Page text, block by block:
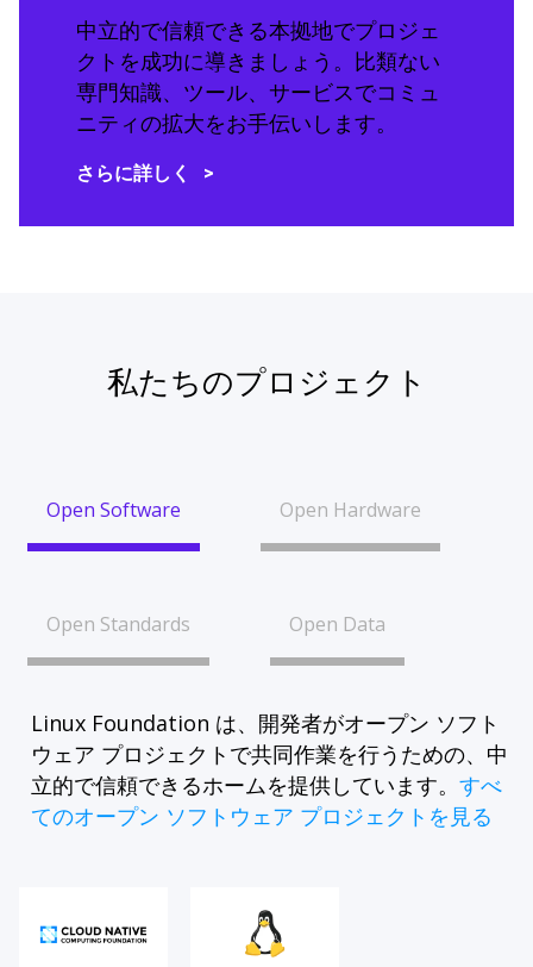
中立的で信頼できる本拠地でプロジェ
クトを成功に導きましょう。比類ない
専門知識、ツール、サービスでコミュ
ニティの拡大をお手伝いします。
さらに詳しく
私たちのプロジェクト
Open Software Open Hardware
Open Standards Open Data
Linux Foundation は、開発者がオープン ソフト
ウェア プロジェクトで共同作業を行うための、中
立的で信頼できるホームを提供しています。 すべ
てのオープン ソフトウェア プロジェクトを見る